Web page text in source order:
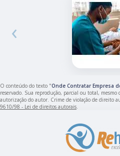
‹
O conteúdo do texto "Onde Contratar Empresa
reservado. Sua reprodução, parcial ou total,
autorização do autor. Crime de violação de direito
9610/98 - Lei de direitos autorais.